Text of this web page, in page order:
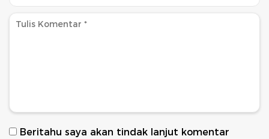
Beritahu saya akan tindak lanjut komentar